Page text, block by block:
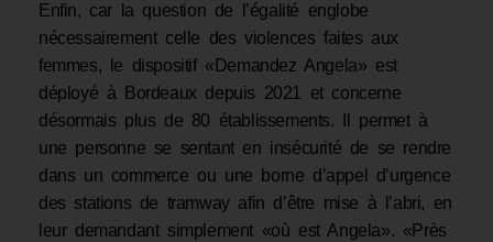
Enfin, car la question de l’égalité englobe
nécessairement celle des violences faites aux
femmes, le dispositif «Demandez Angela» est
déployé à Bordeaux depuis 2021 et concerne
désormais plus de 80 établissements. Il permet à
une personne se sentant en insécurité de se rendre
dans un commerce ou une borne d’appel d’urgence
des stations de tramway afin d’être mise à l’abri, en
leur demandant simplement «où est Angela». «Près